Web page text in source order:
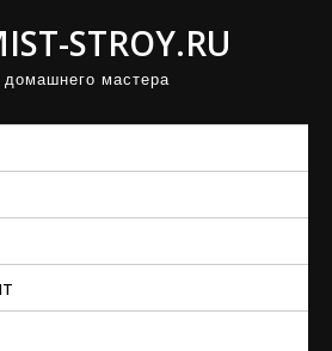
STROY.RU
домашнего мастера